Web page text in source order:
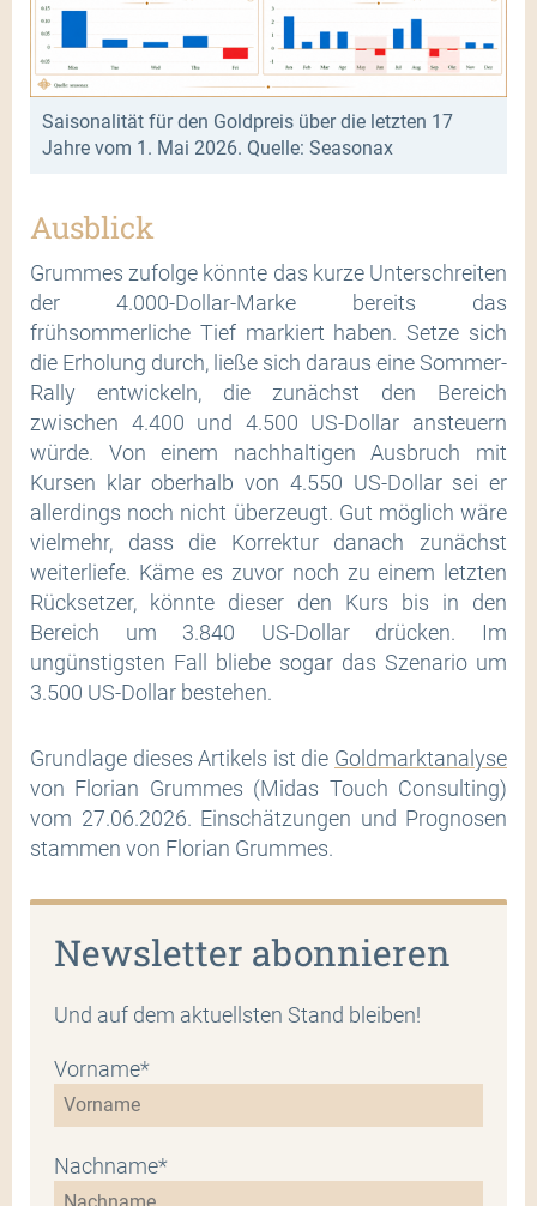
Saisonalität für den Goldpreis über die letzten 17
Jahre vom 1. Mai 2026. Quelle: Seasonax
Ausblick
Grummes zufolge könnte das kurze Unterschreiten
der 4.000-Dollar-Marke bereits das
frühsommerliche Tief markiert haben. Setze sich
die Erholung durch, ließe sich daraus eine Sommer-
Rally entwickeln, die zunächst den Bereich
zwischen 4.400 und 4.500 US-Dollar ansteuern
würde. Von einem nachhaltigen Ausbruch mit
Kursen klar oberhalb von 4.550 US-Dollar sei er
allerdings noch nicht überzeugt. Gut möglich wäre
vielmehr, dass die Korrektur danach zunächst
weiterliefe. Käme es zuvor noch zu einem letzten
Rücksetzer, könnte dieser den Kurs bis in den
Bereich um 3.840 US-Dollar drücken. Im
ungünstigsten Fall bliebe sogar das Szenario um
3.500 US-Dollar bestehen.
Grundlage dieses Artikels ist die Goldmarktanalyse
von Florian Grummes (Midas Touch Consulting)
vom 27.06.2026. Einschätzungen und Prognosen
stammen von Florian Grummes.
Newsletter abonnieren
Und auf dem aktuellsten Stand bleiben!
Vorname*
Nachname*